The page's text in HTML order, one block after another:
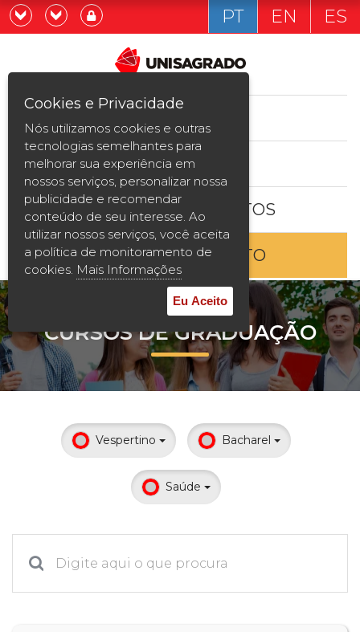
Graduação
Pós-graduação e MBA
Curta Duração
Vestibular
2ª Graduação
Transferência
Reingresso
Prouni
Desconto de pontualidade
Já sou estudande
Quero ser estudante
PT EN ES
ESTUDE AQUI
BOLSAS E DESCONTOS
ENTRE EM CONTATO
CURSOS DE GRADUAÇÃO
Vespertino Bacharel
Saúde
Cookies e Privacidade
Nós utilizamos cookies e outras
tecnologias semelhantes para
melhorar sua experiência em
nossos serviços, personalizar nossa
publicidade e recomendar
conteúdo de seu interesse. Ao
utilizar nossos serviços, você aceita
a política de monitoramento de
cookies. Mais Informações
Eu Aceito